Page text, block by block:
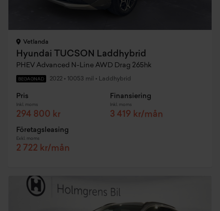
Vetlanda
Hyundai TUCSON Laddhybrid
PHEV Advanced N-Line AWD Drag 265hk
BEGAGNAD 2022 • 10053 mil • Laddhybrid
Pris
Inkl. moms
294 800 kr
Finansiering
Inkl. moms
3 419 kr/mån
Företagsleasing
Exkl. moms
2 722 kr/mån